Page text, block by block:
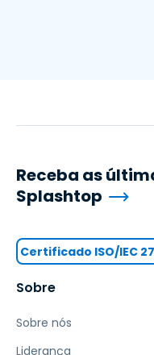
Sobre
Sobre nós
Liderança
Receba as
Splashtop
Certificado ISO/IEC